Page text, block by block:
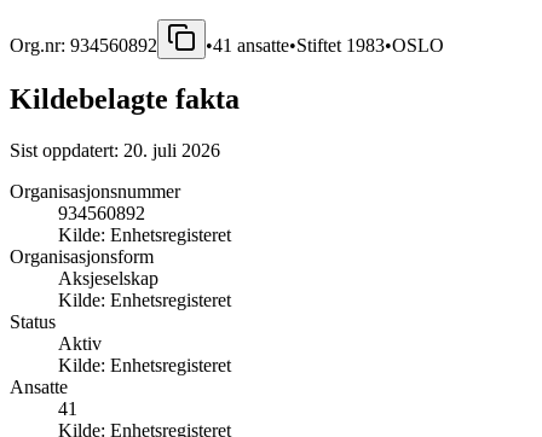
Org.nr: 934560892 •41 ansatte•Stiftet 1983•OSLO
Kildebelagte fakta
Sist oppdatert: 20. juli 2026
Organisasjonsnummer
934560892
Kilde: Enhetsregisteret
Organisasjonsform
Aksjeselskap
Kilde: Enhetsregisteret
Status
Aktiv
Kilde: Enhetsregisteret
Ansatte
41
Kilde: Enhetsregisteret